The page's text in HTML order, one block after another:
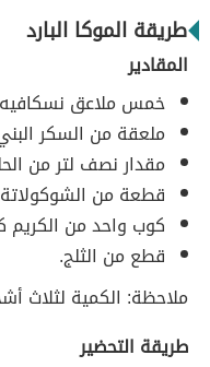
طريقة الموكا البارد
المقادير
خمس ملاعق
ملعقة من السكر
مقدار نصف لتر من
قطعة من
كوب واحد من الكريم
قطع من الثلج.
ملاحظة: الكمية لثلاث
طريقة التحضير